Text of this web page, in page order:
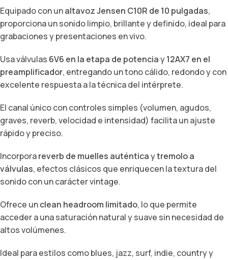
Equipado con unaltavoz Jensen C10R de 10 pulgadas,
proporciona un sonido limpio, brillante y definido, ideal para
grabaciones y presentaciones en vivo.
Usa válvulas 6V6 en la etapa de potenciay12AX7 en el
preamplificador, entregando un tono cálido, redondo y con
excelente respuesta a la técnica del intérprete.
El canal único con controles simples (volumen, agudos,
graves, reverb, velocidad e intensidad) facilita un ajuste
rápido y preciso.
Incorporareverb de muelles auténticaytremolo a
válvulas, efectos clásicos que enriquecen la textura del
sonido con un carácter vintage.
Ofrece unclean headroom limitado, lo que permite
acceder a una saturación natural y suave sin necesidad de
altos volúmenes.
Ideal para estilos como blues, jazz, surf, indie, country y